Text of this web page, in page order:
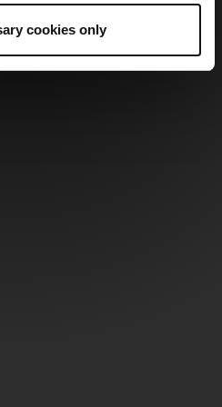
cookies only